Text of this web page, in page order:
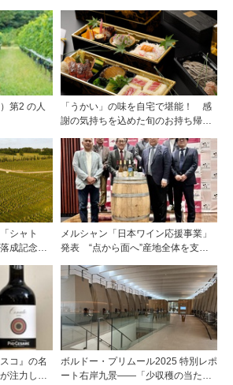
ェフソムリエの塚元 晃氏が初訪問！
第2 の人
「うかい」の味を自宅で堪能！ 感
謝の気持ちを込めた旬のお持ち帰り
シャト
成記念夕
メルシャン「日本ワイン応援事業」
発表 “点から面へ”産地全体を支え
コ』の名
注力し
ボルドー・プリムール2025 特別レポ
ート右岸九景――「少収穫の当たり